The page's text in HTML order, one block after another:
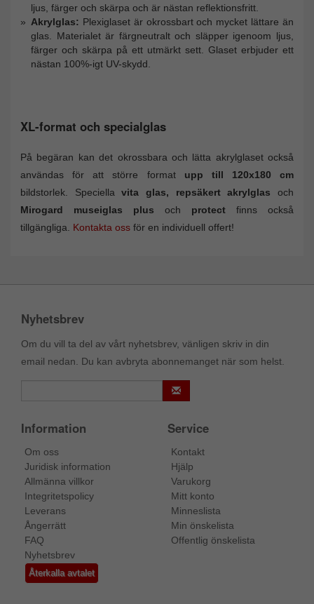
ljus, färger och skärpa och är nästan reflektionsfritt.
Akrylglas: Plexiglaset är okrossbart och mycket lättare än
glas. Materialet är färgneutralt och släpper igenoom ljus,
färger och skärpa på ett utmärkt sett. Glaset erbjuder ett
nästan 100%-igt UV-skydd.
XL-format och specialglas
På begäran kan det okrossbara och lätta akrylglaset också
användas för att större format upp till 120x180 cm
bildstorlek. Speciellavita glas, repsäkert akrylglas och
Mirogard museiglas plus och protect finns också
tillgängliga. Kontakta oss för en individuell offert!
Nyhetsbrev
Om du vill ta del av vårt nyhetsbrev, vänligen skriv in din
email nedan. Du kan avbryta abonnemanget när som helst.
Information
Om oss
Juridisk information
Allmänna villkor
Integritetspolicy
Leverans
Ångerrätt
FAQ
Nyhetsbrev
Återkalla avtalet
Service
Kontakt
Hjälp
Varukorg
Mitt konto
Minneslista
Min önskelista
Offentlig önskelista